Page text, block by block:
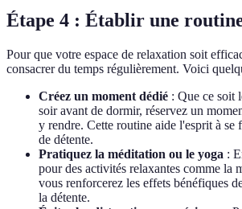
Étape 4 : Établir une
Pour que votre espace de relaxation soit
consacrer du temps régulièrement. Voici
Créez un moment dédié : Que ce soit
soir avant de dormir, réservez un
y rendre. Cette routine aide l'esprit à se
de détente.
Pratiquez la méditation ou le yoga :
pour des activités relaxantes comme la
vous renforcerez les effets bénéfiques
la détente.